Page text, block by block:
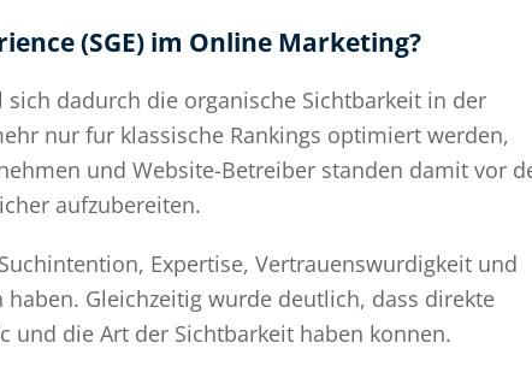
(SGE) im Online Marketing?
dadurch die organische Sichtbarkeit in der
nur fur klassische Rankings optimiert werden,
und Website-Betreiber standen damit vor
aufzubereiten.
Expertise, Vertrauenswurdigkeit und
Gleichzeitig wurde deutlich, dass direkte
und die Art der Sichtbarkeit haben konnen.